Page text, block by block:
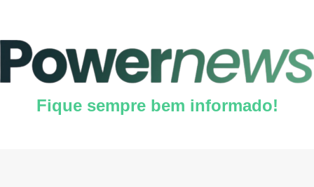
Fique sempre bem informado!